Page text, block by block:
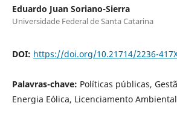
Eduardo Juan Soriano-Sierra
Universidade Federal de Santa Catarina
DOI: https://doi.org/10.21714/2236-
Palavras-chave: Políticas públicas,
Energia Eólica, Licenciamento